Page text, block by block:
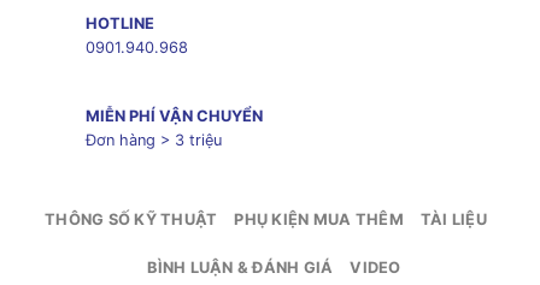
HOTLINE
0901.940.968
MIỄN PHÍ VẬN CHUYỂN
Đơn hàng > 3 triệu
THÔNG SỐ KỸ THUẬT PHỤ KIỆN MUA THÊM TÀI LIỆU
BÌNH LUẬN & ĐÁNH GIÁ VIDEO